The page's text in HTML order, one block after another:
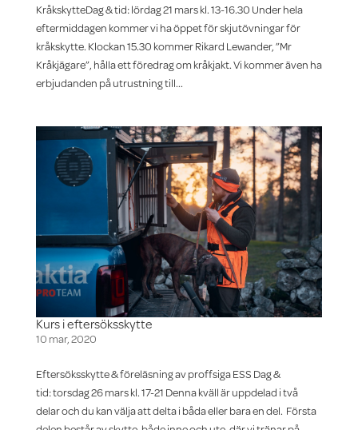
KråkskytteDag & tid: lördag 21 mars kl. 13-16.30 Under hela
eftermiddagen kommer vi ha öppet för skjutövningar för
kråkskytte. Klockan 15.30 kommer Rikard Lewander, ”Mr
Kråkjägare”, hålla ett föredrag om kråkjakt. Vi kommer även ha
erbjudanden på utrustning till...
Kurs i eftersöksskytte
10 mar, 2020
Eftersöksskytte & föreläsning av proffsiga ESS Dag &
tid: torsdag 26 mars kl. 17-21 Denna kväll är uppdelad i två
delar och du kan välja att delta i båda eller bara en del. Första